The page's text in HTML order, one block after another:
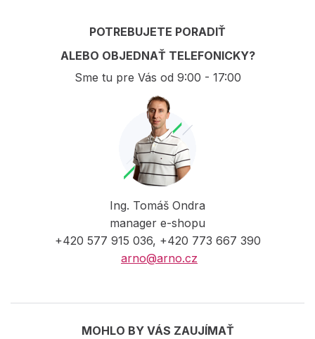
POTREBUJETE PORADIŤ
ALEBO OBJEDNAŤ TELEFONICKY?
Sme tu pre Vás od 9:00 - 17:00
Ing. Tomáš Ondra
manager e-shopu
+420 577 915 036, +420 773 667 390
arno@arno.cz
MOHLO BY VÁS ZAUJÍMAŤ